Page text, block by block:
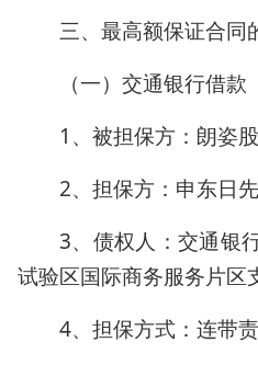
三、最高额保证合同
（一）交通银行借款
1、被担保方：朗姿
2、担保方：申东日
3、债权人：交通银
试验区国际商务服务片区
4、担保方式：连带